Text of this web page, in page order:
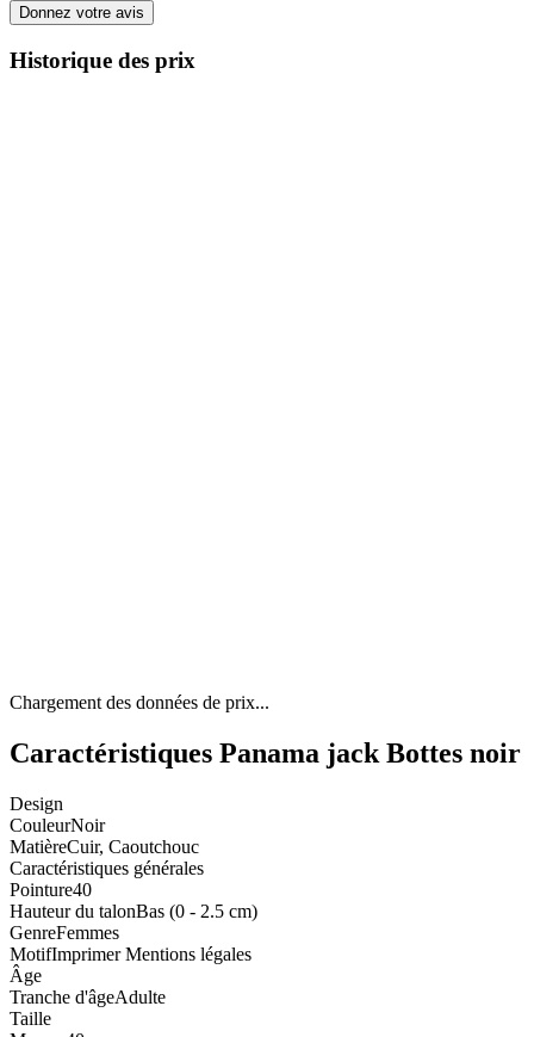
Donnez votre avis
Historique des prix
Chargement des données de prix...
Caractéristiques Panama jack Bottes noir
Design
CouleurNoir
MatièreCuir, Caoutchouc
Caractéristiques générales
Pointure40
Hauteur du talonBas (0 - 2.5 cm)
GenreFemmes
MotifImprimer Mentions légales
Âge
Tranche d'âgeAdulte
Taille